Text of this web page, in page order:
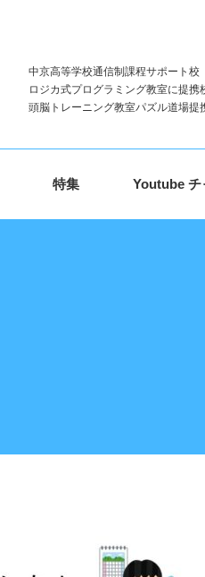
中京高等学校通信制課程サポート校
ロジカ式プログラミング教室に提携
頭脳トレーニング教室パズル道場提
特集 Youtube チ